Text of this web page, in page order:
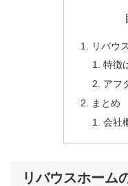
リバウ
特徴
アフ
まとめ
会社
リバウスホーム